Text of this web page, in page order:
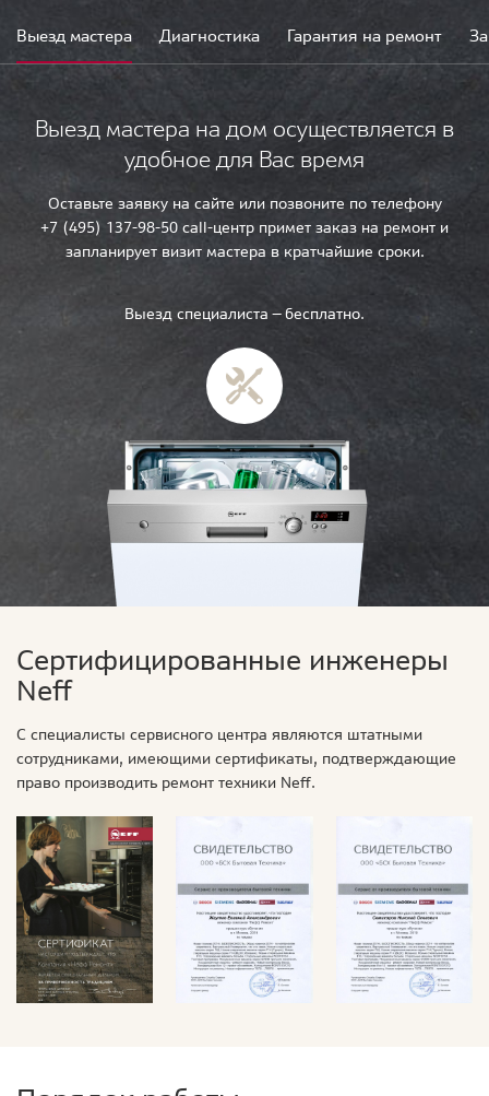
Выезд мастера Диагностика Гарантия на ремонт
Выезд мастера на дом осуществляется в
удобное для Вас время
Оставьте заявку на сайте или позвоните по телефону
+7 (495) 137-98-50 call-центр примет заказ на ремонт и
запланирует визит мастера в кратчайшие сроки.
Выезд специалиста — бесплатно.
Сертифицированные инженеры
Neff
С специалисты сервисного центра являются штатными
сотрудниками, имеющими сертификаты, подтверждающие
право производить ремонт техники Neff.